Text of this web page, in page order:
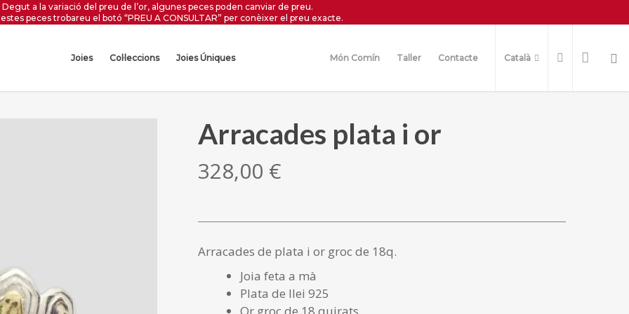
Degut a la variació del preu de l’or, algunes peces poden canviar de preu.
peces trobareu el botó “PREU A CONSULTAR” per conèixer el preu exacte.
Joies Col·leccions Joies Úniques Món Comín Taller Contacte Català
Arracades plata i or
328,00 €
Arracades de plata i or groc de 18q.
Joia feta a mà
Plata de llei 925